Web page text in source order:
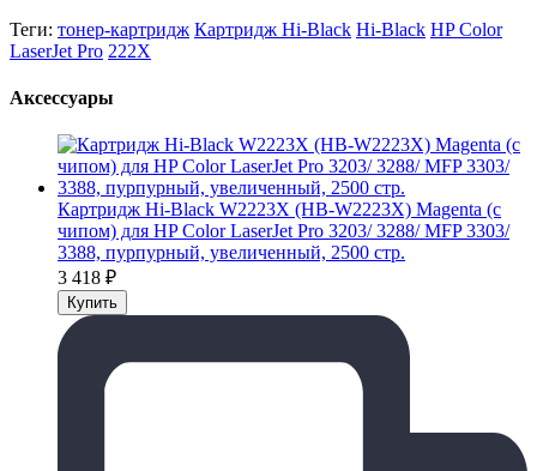
Теги: тонер-картридж Картридж Hi-Black Hi-Black HP Color
LaserJet Pro 222X
Аксессуары
Картридж Hi-Black W2223X (HB-W2223X) Magenta (с
чипом) для HP Color LaserJet Pro 3203/ 3288/ MFP 3303/
3388, пурпурный, увеличенный, 2500 стр.
3 418 ₽